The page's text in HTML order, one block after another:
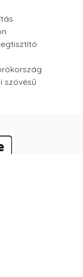
szövésű